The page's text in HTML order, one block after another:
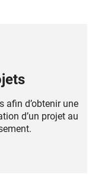
afin d’obtenir une
d’un projet au